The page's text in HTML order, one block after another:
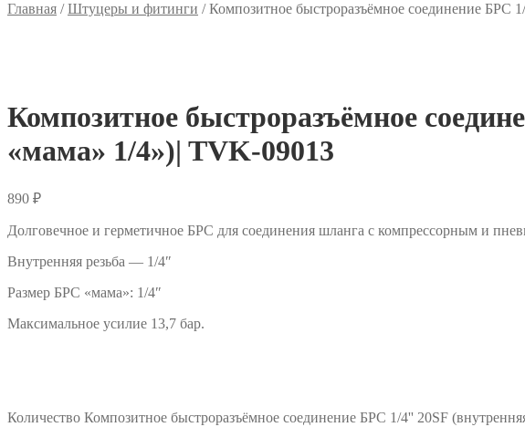
Главная /Штуцеры и фитинги /Композитное быстроразъёмное соединение БРС
Композитное быстроразъёмное
«мама» 1/4»)| TVK-09013
890 ₽
Долговечное и герметичное БРС для соединения шланга с компрессорным и
Внутренняя резьба — 1/4″
Размер БРС «мама»: 1/4″
Максимальное усилие 13,7 бар.
Количество Композитное быстроразъёмное соединение БРС 1/4'' 20SF